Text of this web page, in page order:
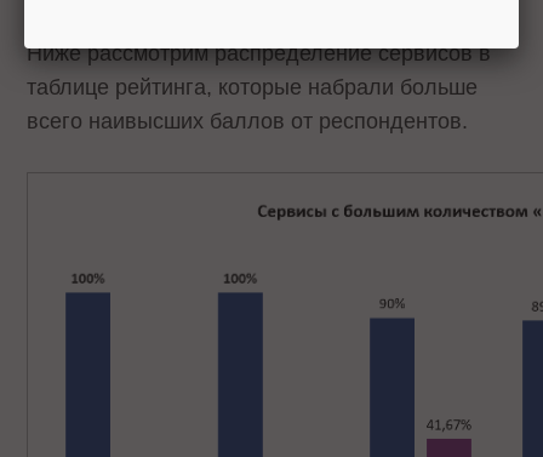
Ниже рассмотрим распределение сервисов в
таблице рейтинга, которые набрали больше
всего наивысших баллов от респондентов.